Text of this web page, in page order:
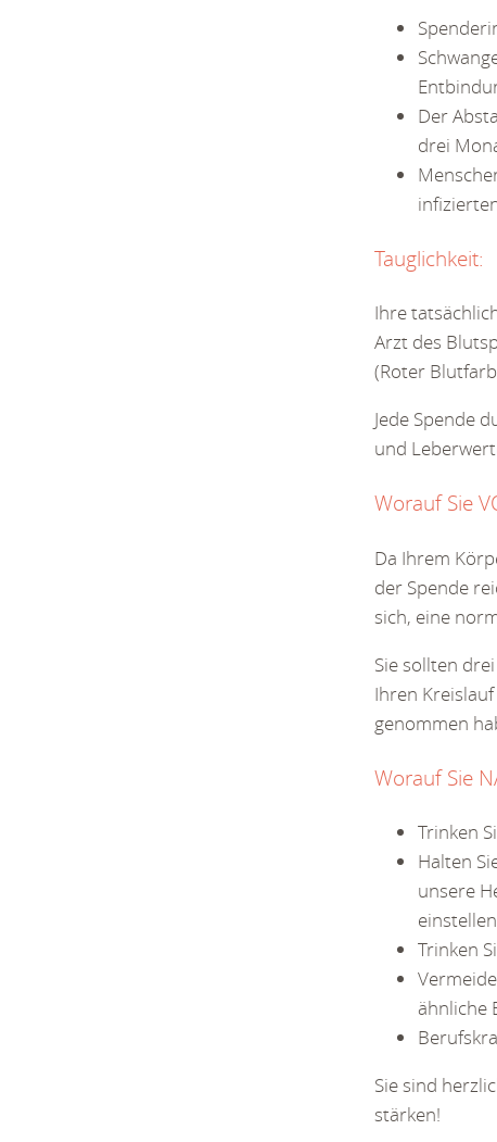
Der
drei
Tauglichkeit:
Ihre
Arzt des
(Roter
Jede Spende
und
Worauf Sie
Da Ihrem
der Spende
sich, eine
Sie sollten
Ihren
genommen
Worauf Sie
Trinken
Halten
unsere
Trinken
ähnliche
Sie sind
stärken!